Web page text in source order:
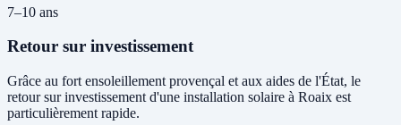
7–10 ans
Retour sur investissement
Grâce au fort ensoleillement provençal et aux aides de l'État, le
retour sur investissement d'une installation solaire à Roaix est
particulièrement rapide.